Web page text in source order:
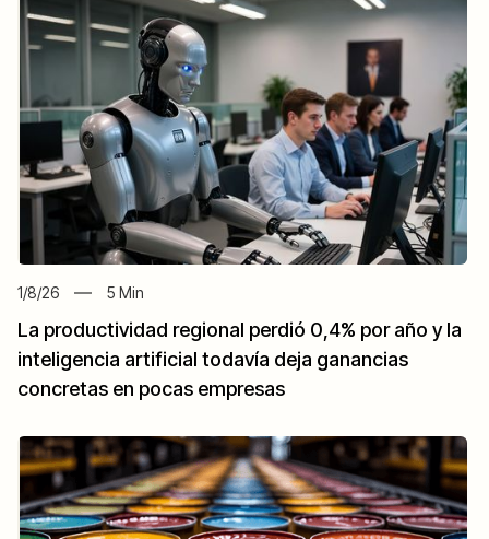
1/8/26 5 Min
La productividad regional perdió 0,4% por año y la
inteligencia artificial todavía deja ganancias
concretas en pocas empresas